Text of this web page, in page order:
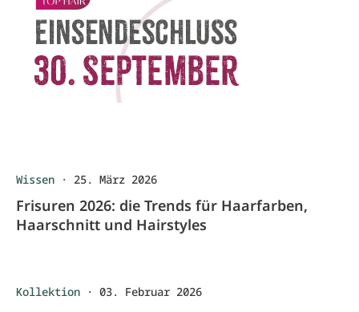
Wissen · 25. März 2026
Frisuren 2026: die Trends für Haarfarben,
Haarschnitt und Hairstyles
Kollektion · 03. Februar 2026